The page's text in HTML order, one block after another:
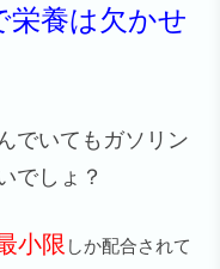
栄養は欠かせ
でいてもガソリン
でしょ？
小限 しか配合されて